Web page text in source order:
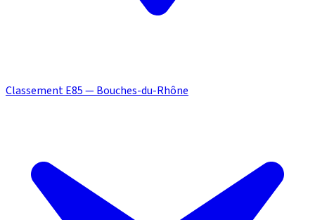
Classement E85 — Bouches-du-Rhône